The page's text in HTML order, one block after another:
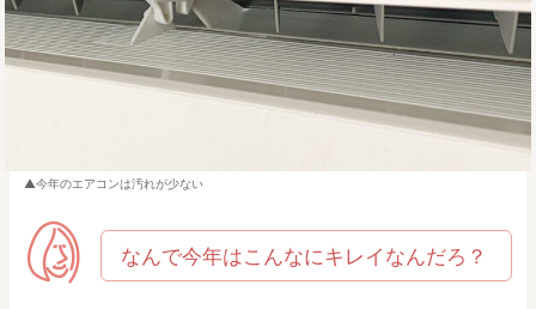
今年のエアコンは汚れが少ない
なんで今年はこんなにキレイなんだろ？